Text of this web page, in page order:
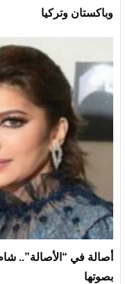
وباكستان وتركيا
أصالة في “الأصالة”..
بصوتها